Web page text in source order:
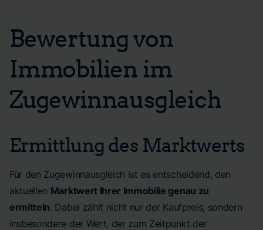
Bewertung von
Immobilien im
Zugewinnausgleich
Ermittlung des Marktwerts
Für den Zugewinnausgleich ist es entscheidend, den
aktuellen Marktwert Ihrer Immobilie genau zu
ermitteln. Dabei zählt nicht nur der Kaufpreis, sondern
insbesondere der Wert, der zum Zeitpunkt der